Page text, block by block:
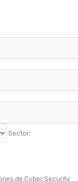
Sector:
de Cyber Security